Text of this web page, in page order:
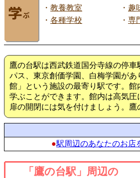
・ 教養教室 ・ 趣
・ 各種学校 ・ 専
鷹の台駅は西武鉄道国分寺線の停
パス、東京創価学園、白梅学園が
館」という施設の最寄り駅です。
学ぶことができます。館内は高気
扉の開閉には気を付けましょう。
●駅周辺のあなたのお店
「鷹の台駅」周辺の